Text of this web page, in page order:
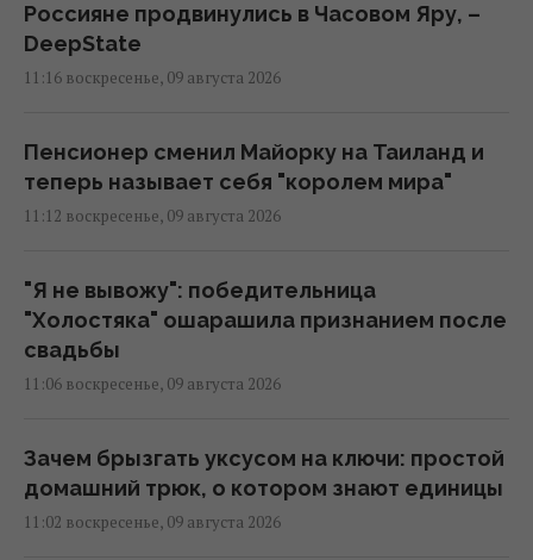
Россияне продвинулись в Часовом Яру, –
DeepState
11:16 воскресенье, 09 августа 2026
Пенсионер сменил Майорку на Таиланд и
теперь называет себя "королем мира"
11:12 воскресенье, 09 августа 2026
"Я не вывожу": победительница
"Холостяка" ошарашила признанием после
свадьбы
11:06 воскресенье, 09 августа 2026
Зачем брызгать уксусом на ключи: простой
домашний трюк, о котором знают единицы
11:02 воскресенье, 09 августа 2026